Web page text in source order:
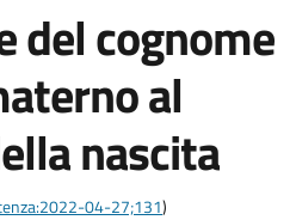
del cognome
al
nascita
04-27;131)